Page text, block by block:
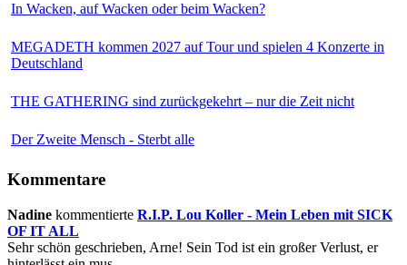
In Wacken, auf Wacken oder beim Wacken?
MEGADETH kommen 2027 auf Tour und spielen 4 Konzerte in
Deutschland
THE GATHERING sind zurückgekehrt – nur die Zeit nicht
Der Zweite Mensch - Sterbt alle
Kommentare
Nadine kommentierte R.I.P. Lou Koller - Mein Leben mit SICK
OF IT ALL
Sehr schön geschrieben, Arne! Sein Tod ist ein großer Verlust, er